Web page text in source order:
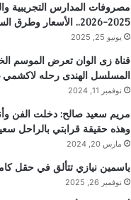
مصروفات المدارس التجريبية
2025-2026.. الأسعار وطرق السداد
يونيو 25, 2025
قناة زى الوان تعرض الموسم
المسلسل الهندى رحله لاكشمي
نوفمبر 11, 2024
وهذه حقيقة قرابتي بالراحل
مارس 20, 2024
ياسمين نيازي تتألق في حقل
نوفمبر 26, 2025